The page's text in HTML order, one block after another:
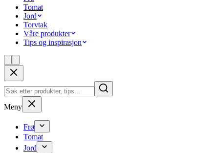
Tomat
Jord
Torvtak
Våre produkter
Tips og inspirasjon
Meny
Frø
Tomat
Jord